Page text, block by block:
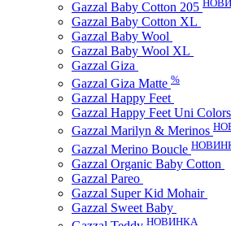
Gazzal Baby Cotton 205
Gazzal Baby Cotton XL
Gazzal Baby Wool
Gazzal Baby Wool XL
Gazzal Giza
Gazzal Giza Matte %
Gazzal Happy Feet
Gazzal Happy Feet Uni Colors
Gazzal Marilyn & Merinos
Gazzal Merino Boucle
Gazzal Organic Baby Cotton
Gazzal Pareo
Gazzal Super Kid Mohair
Gazzal Sweet Baby
НОВИНКА